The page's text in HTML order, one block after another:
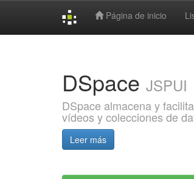
Página de inicio
DSpace JSPUI
DSpace almacena y
vídeos y colecciones de
Leer más